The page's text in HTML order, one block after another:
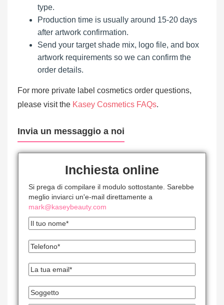
type.
Production time is usually around 15-20 days
after artwork confirmation.
Send your target shade mix, logo file, and box
artwork requirements so we can confirm the
order details.
For more private label cosmetics order questions,
please visit the Kasey Cosmetics FAQs.
Invia un messaggio a noi
Inchiesta online
Si prega di compilare il modulo sottostante. Sarebbe
meglio inviarci un'e-mail direttamente a
mark@kaseybeauty.com